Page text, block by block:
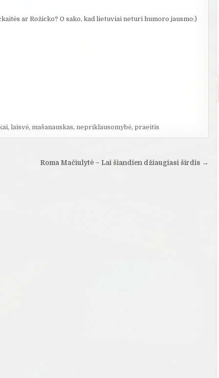
ar Rožicko? O sako, kad lietuviai neturi humoro jausmo:)
, laisvė, mašanauskas, nepriklausomybė, praeitis
Roma Mačiulytė – Lai šiandien džiaugiasi širdis →